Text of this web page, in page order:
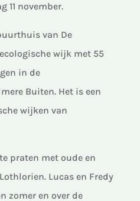
11 november.
van De
wijk met 55
in de
Buiten. Het is een
wijken van
praten met oude en
Lucas en Fredy
zomer en over de